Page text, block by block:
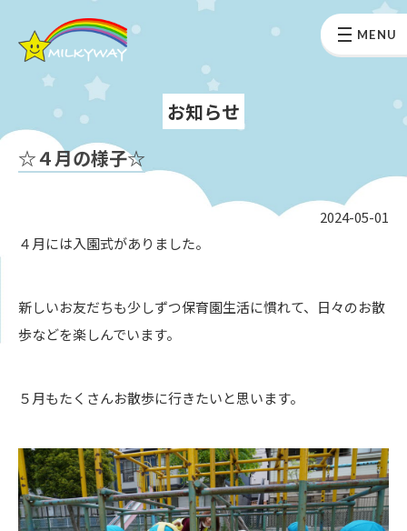
MENU
お知らせ
☆４月の様子☆
2024-05-01
４月には入園式がありました。
新しいお友だちも少しずつ保育園生活に慣れて、日々のお散
歩などを楽しんでいます。
５月もたくさんお散歩に行きたいと思います。